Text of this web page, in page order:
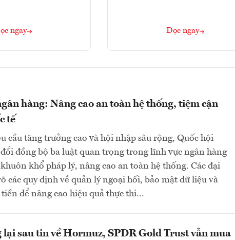
ngay Đọc ngay
hàng: Nâng cao an toàn hệ thống, tiệm cận
tế
cầu tăng trưởng cao và hội nhập sâu rộng, Quốc hội
đồng bộ ba luật quan trọng trong lĩnh vực ngân hàng
khổ pháp lý, nâng cao an toàn hệ thống. Các đại
các quy định về quản lý ngoại hối, bảo mật dữ liệu và
để nâng cao hiệu quả thực thi…
lại sau tin về Hormuz, SPDR Gold Trust vẫn mua